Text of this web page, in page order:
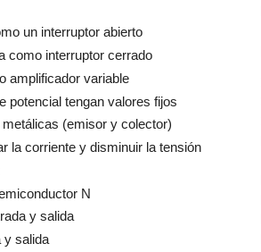
un interruptor abierto
como interruptor cerrado
amplificador variable
potencial tengan valores fijos
(emisor y colector)
la corriente y disminuir la tensión
N
y salida
y salida